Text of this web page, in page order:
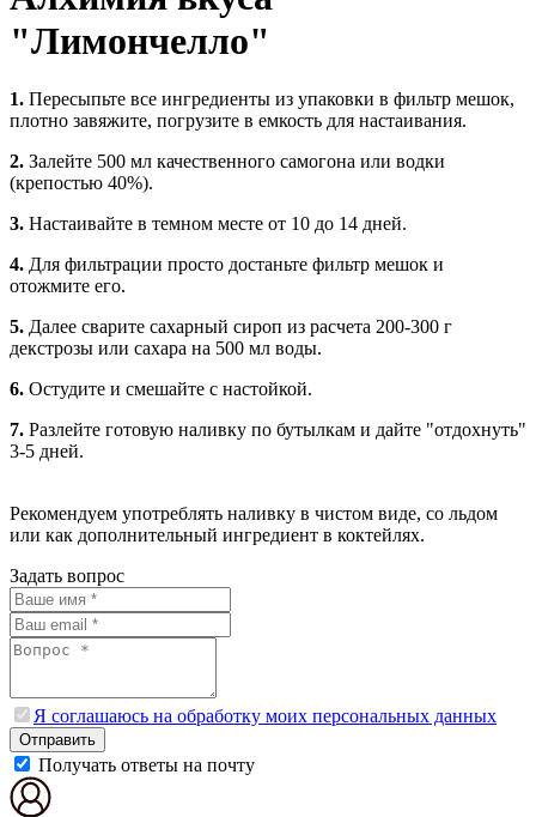
"Лимончелло"
1. Пересыпьте все ингредиенты из упаковки в фильтр мешок,
плотно завяжите, погрузите в емкость для настаивания.
2. Залейте 500 мл качественного самогона или водки
(крепостью 40%).
3. Настаивайте в темном месте от 10 до 14 дней.
4. Для фильтрации просто достаньте фильтр мешок и
отожмите его.
5. Далее сварите сахарный сироп из расчета 200-300 г
декстрозы или сахара на 500 мл воды.
6. Остудите и смешайте с настойкой.
7. Разлейте готовую наливку по бутылкам и дайте "отдохнуть"
3-5 дней.
Рекомендуем употреблять наливку в чистом виде, со льдом
или как дополнительный ингредиент в коктейлях.
Задать вопрос
Я соглашаюсь на обработку моих персональных данных
Отправить
Получать ответы на почту